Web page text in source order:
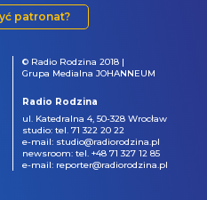
patronat?
© Radio Rodzina 2018 |
Grupa Medialna JOHANNEUM
Radio Rodzina
ul. Katedralna 4, 50-328 Wrocław
studio: tel. 71 322 20 22
e-mail: studio@radiorodzina.pl
newsroom: tel. +48 71 327 12 85
e-mail: reporter@radiorodzina.pl